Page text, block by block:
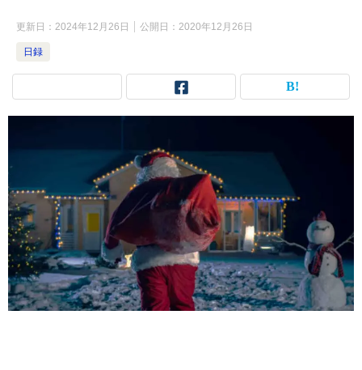
更新日： 2024年12月26日 公開日： 2020年12月26日
日録